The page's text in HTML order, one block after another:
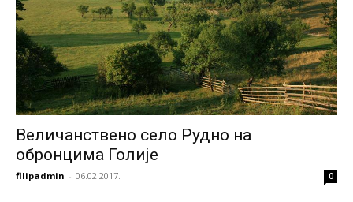
Величанствено село Рудно на
обронцима Голије
filipadmin - 06.02.2017. 0